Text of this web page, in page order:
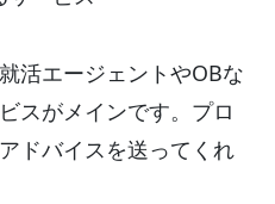
活エージェントやOBな
スがメインです。プロ
ドバイスを送ってくれ